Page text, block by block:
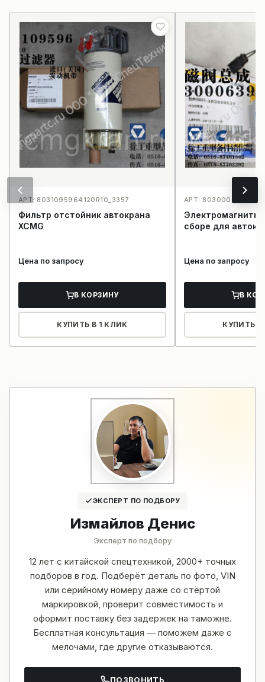
АРТ: 8031095964120R10_3357
Фильтр отстойник автокрана
XCMG
Цена по запросу
В КОРЗИНУ
КУПИТЬ В 1 КЛИК
АРТ:
сборе для
Цена по запросу
В
КУПИТЬ В
ЭКСПЕРТ ПО ПОДБОРУ
Измайлов Денис
Эксперт по подбору
12 лет с китайской спецтехникой, 2000+ точных
подборов в год. Подберёт деталь по фото, VIN
или серийному номеру даже со стёртой
маркировкой, проверит совместимость и
оформит поставку без задержек на таможне.
Бесплатная консультация — поможем даже с
мелочами, где другие отказываются.
ПОЗВОНИТЬ